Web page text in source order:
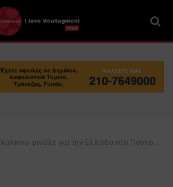
Χάλκινο φινάλε για την Ελλάδα στο Παγκόσμιο Κύπελλο Καλλιτεχνικής Κολύμβησης